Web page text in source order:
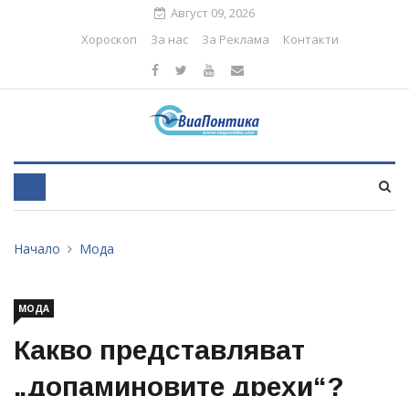
Август 09, 2026
Хороскоп
За нас За Реклама Контакти
Начало Мода
МОДА
Какво представляват
„допаминовите дрехи“?